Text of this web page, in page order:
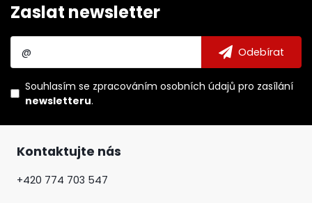
Zaslat newsletter
Souhlasím se zpracováním osobních údajů pro zasílání
newsletteru.
Kontaktujte nás
+420 774 703 547